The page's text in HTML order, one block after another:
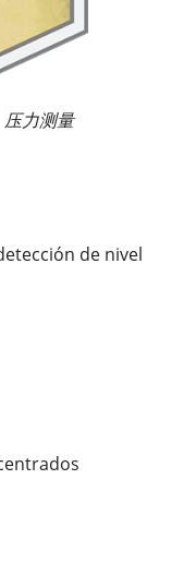
力测量
de nivel